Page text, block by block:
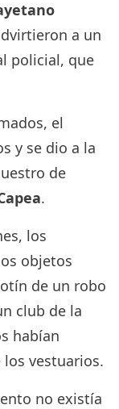
a un
policial, que
el
y se dio a la
de
.
los
objetos
de un robo
club de la
habían
vestuarios.
no existía